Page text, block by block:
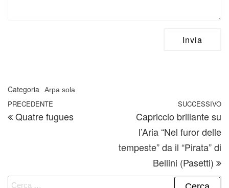
Categoria Arpa sola
Navigazione articoli
Articolo precedente
PRECEDENTE
Quatre fugues
SUCCESSIVO
Capriccio brillante su
l’Aria “Nel furor delle
tempeste” da il “Pirata” di
Bellini (Pasetti)
Ricerca per: